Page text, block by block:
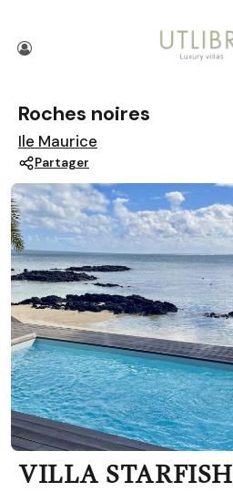
Roches noires
Ile Maurice
Partager
VILLA STARFISH